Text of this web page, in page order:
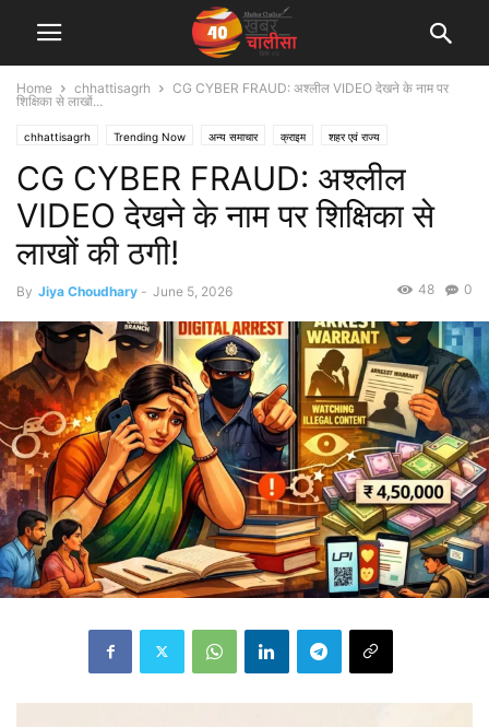
Home chhattisagrh
CG CYBER FRAUD: अश्लील VIDEO देखने के नाम पर
शिक्षिका से लाखों...
chhattisagrh Trending Now अन्य समाचार क्राइम शहर एवं राज्य
CG CYBER FRAUD: अश्लील
VIDEO देखने के नाम पर शिक्षिका से
लाखों की ठगी!
By Jiya Choudhary - June 5, 2026 0
48